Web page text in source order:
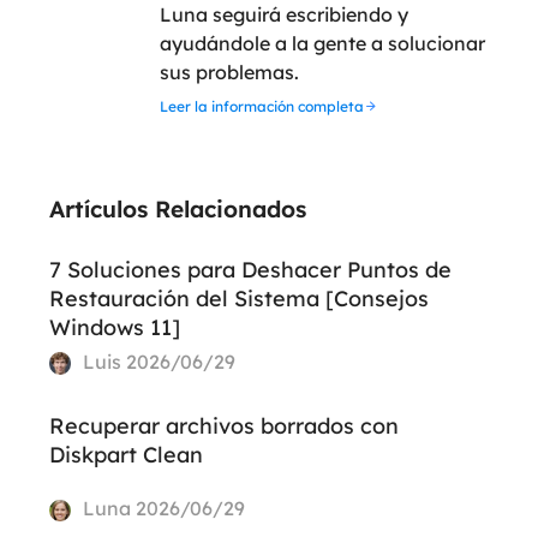
Luna seguirá escribiendo y
ayudándole a la gente a solucionar
sus problemas.
Leer la información completa
Artículos Relacionados
7 Soluciones para Deshacer Puntos de
Restauración del Sistema [Consejos
Windows 11]
Luis 2026/06/29
Recuperar archivos borrados con
Diskpart Clean
Luna 2026/06/29